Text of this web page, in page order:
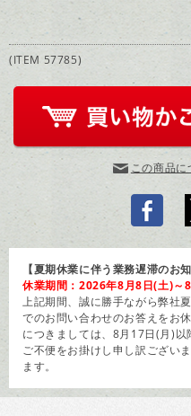
(ITEM 57785)
この商品
【夏期休業に伴う業務遅滞のお知
休業期間：2026年8月8日(土)～
上記期間、誠に勝手ながら弊社
でのお問い合わせのお答えをお
につきましては、8月17日(月)以
ご不便をお掛けし申し訳ござい
ます。